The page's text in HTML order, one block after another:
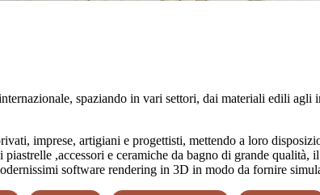
spaziando in vari settori, dai materiali edili
imprese, artigiani e progettisti, mettendo a loro
,accessori e ceramiche da bagno di grande qualità,
software rendering in 3D in modo da fornire